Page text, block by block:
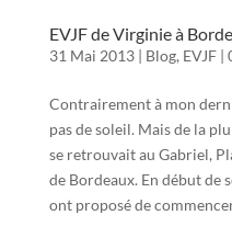
EVJF de Virginie à
31 Mai 2013| Blog, EVJF|
Contrairement à mon
pas de soleil. Mais de la
se retrouvait au Gabriel,
de Bordeaux. En début de
ont proposé de